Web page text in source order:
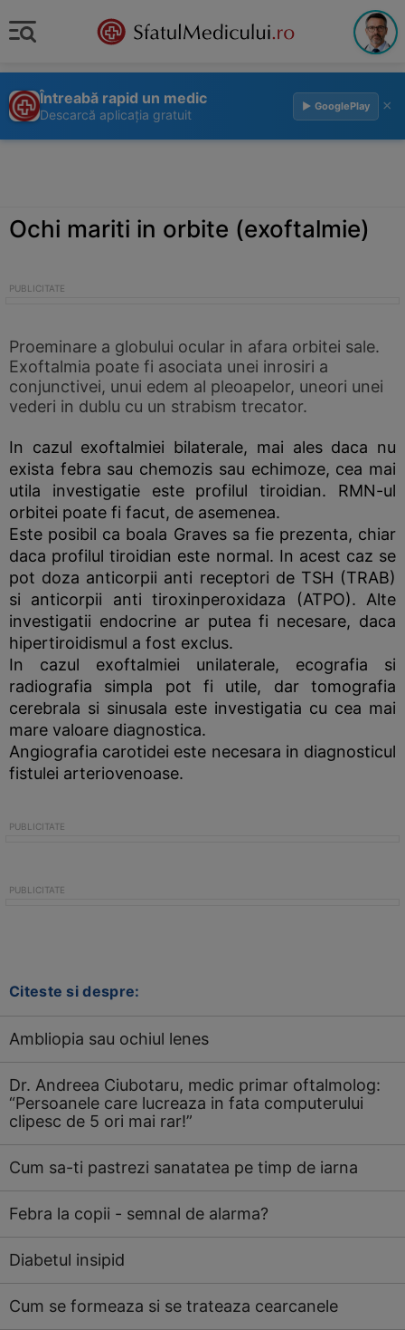
Întreabă rapid un medic
Descarcă aplicația gratuit
▶ GooglePlay ×
Ochi mariti in orbite (exoftalmie)
Proeminare a globului ocular in afara orbitei sale.
Exoftalmia poate fi asociata unei inrosiri a
conjunctivei, unui edem al pleoapelor, uneori unei
vederi in dublu cu un strabism trecator.
In cazul exoftalmiei bilaterale, mai ales daca nu
exista febra sau chemozis sau echimoze, cea mai
utila investigatie este profilul tiroidian. RMN-ul
orbitei poate fi facut, de asemenea.
Este posibil ca boala Graves sa fie prezenta, chiar
daca profilul tiroidian este normal. In acest caz se
pot doza anticorpii anti receptori de TSH (TRAB)
si anticorpii anti tiroxinperoxidaza (ATPO). Alte
investigatii endocrine ar putea fi necesare, daca
hipertiroidismul a fost exclus.
In cazul exoftalmiei unilaterale, ecografia si
radiografia simpla pot fi utile, dar tomografia
cerebrala si sinusala este investigatia cu cea mai
mare valoare diagnostica.
Angiografia carotidei este necesara in diagnosticul
fistulei arteriovenoase.
Citeste si despre:
Ambliopia sau ochiul lenes
Dr. Andreea Ciubotaru, medic primar oftalmolog:
“Persoanele care lucreaza in fata computerului
clipesc de 5 ori mai rar!”
Cum sa-ti pastrezi sanatatea pe timp de iarna
Febra la copii - semnal de alarma?
Diabetul insipid
Cum se formeaza si se trateaza cearcanele